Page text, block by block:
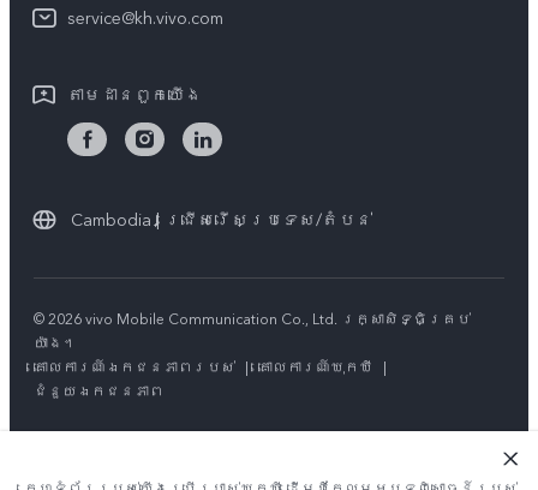
ដំឡើងប្រព័ន្ធប្រតិបត្តិការ
លក្ខខណ្ឌលើការធានា
និរន្តរភាព
service@kh.vivo.com
តាម​ដានពួក​យើង
Cambodia | ជ្រើសរើសប្រទេស/តំបន់
© 2026 vivo Mobile Communication Co., Ltd. រក្សាសិទ្ធិគ្រប់
យ៉ាង។
គោលការណ៍ឯកជនភាពរបស់ | គោលការណ៍ឃុកឃី
|
ជំនួយឯកជនភាព